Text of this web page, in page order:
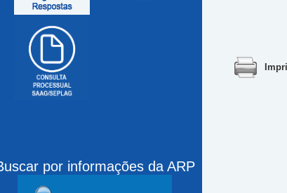
por informações da ARP